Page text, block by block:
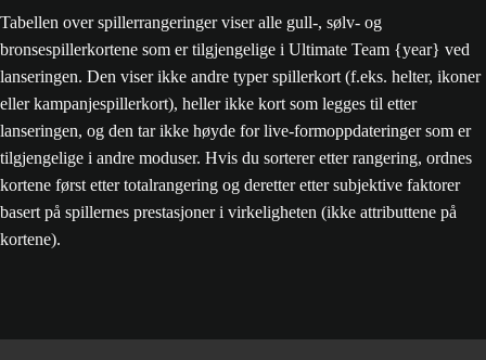
Tabellen over spillerrangeringer viser alle gull-, sølv- og
bronsespillerkortene som er tilgjengelige i Ultimate Team {year} ved
lanseringen. Den viser ikke andre typer spillerkort (f.eks. helter, ikoner
eller kampanjespillerkort), heller ikke kort som legges til etter
lanseringen, og den tar ikke høyde for live-formoppdateringer som er
tilgjengelige i andre moduser. Hvis du sorterer etter rangering, ordnes
kortene først etter totalrangering og deretter etter subjektive faktorer
basert på spillernes prestasjoner i virkeligheten (ikke attributtene på
kortene).